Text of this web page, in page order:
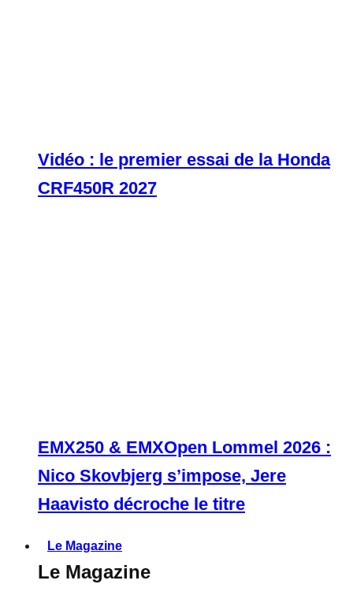
Vidéo : le premier essai de la Honda
CRF450R 2027
EMX250 & EMXOpen Lommel 2026 :
Nico Skovbjerg s’impose, Jere
Haavisto décroche le titre
Le Magazine
Le Magazine